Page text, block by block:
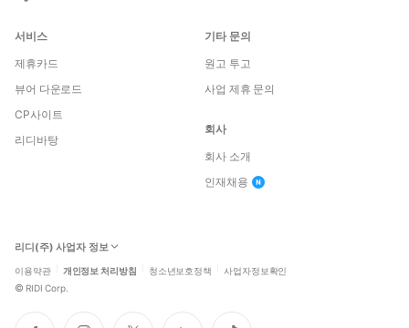
서비스
제휴카드
뷰어 다운로드
CP사이트
리디바탕
기타 문의
원고 투고
사업 제휴 문의
회사
회사 소개
인재채용
리디(주) 사업자 정보
이용약관 개인정보 처리방침 청소년보호정책 사업자정보확인
© RIDI Corp.